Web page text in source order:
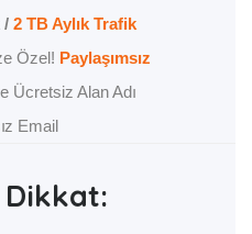
/ 2 TB Aylık Trafik
Özel! Paylaşımsız
Ücretsiz Alan Adı
Email